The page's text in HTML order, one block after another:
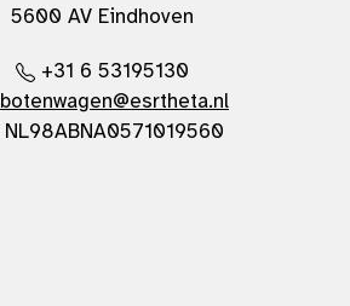
5600 AV Eindhoven
+31 6 53195130
botenwagen@esrtheta.nl
NL98ABNA0571019560